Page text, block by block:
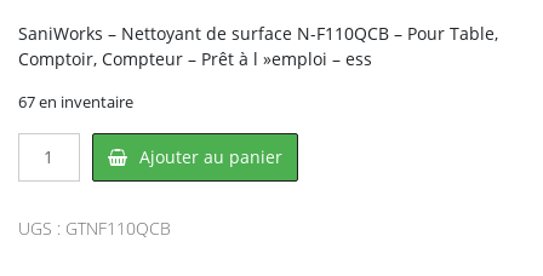
SaniWorks – Nettoyant de surface N-F110QCB – Pour Table,
Comptoir, Compteur – Prêt à l »emploi – ess
67 en inventaire
N-
Ajouter au panier
UGS : GTNF110QCB